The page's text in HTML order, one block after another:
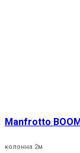
Manfrotto
колонна 2м